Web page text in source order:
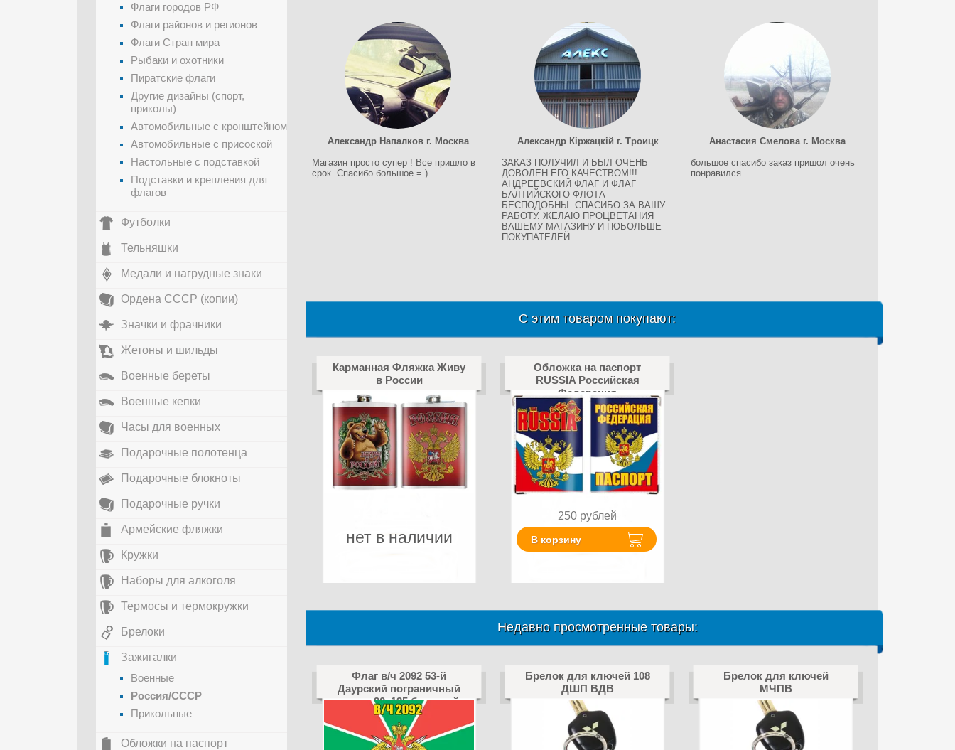
Александр Напалков г. Москва
Магазин просто супер ! Все пришло в
срок. Спасибо большое = )
Александр Кіржацкій г. Троицк
ЗАКАЗ ПОЛУЧИЛ И БЫЛ ОЧЕНЬ
ДОВОЛЕН ЕГО КАЧЕСТВОМ!!!
АНДРЕЕВСКИЙ ФЛАГ И ФЛАГ
БАЛТИЙСКОГО ФЛОТА
БЕСПОДОБНЫ. СПАСИБО ЗА ВАШУ
РАБОТУ. ЖЕЛАЮ ПРОЦВЕТАНИЯ
ВАШЕМУ МАГАЗИНУ И ПОБОЛЬШЕ
ПОКУПАТЕЛЕЙ
Анастасия Смелова г. Москва
большое спасибо заказ пришол очень
понравился
С этим товаром покупают:
Карманная Фляжка Живу
в России
нет в наличии
Обложка на паспорт
RUSSIA Российская
Федерация
250 рублей
В корзину
Недавно просмотренные товары:
Флаг в/ч 2092 53-й
Даурский пограничный
отряд 90х135 большой
Брелок для ключей 108
ДШП ВДВ
Брелок для ключей
МЧПВ
Флаги городов РФ
Флаги районов и регионов
Флаги Стран мира
Рыбаки и охотники
Пиратские флаги
Другие дизайны (спорт,
приколы)
Автомобильные с кронштейном
Автомобильные с присоской
Настольные с подставкой
Подставки и крепления для
флагов
Футболки
Тельняшки
Медали и нагрудные знаки
Ордена СССР (копии)
Значки и фрачники
Жетоны и шильды
Военные береты
Военные кепки
Часы для военных
Подарочные полотенца
Подарочные блокноты
Подарочные ручки
Армейские фляжки
Кружки
Наборы для алкоголя
Термосы и термокружки
Брелоки
Зажигалки
Военные
Россия/СССР
Прикольные
Обложки на паспорт